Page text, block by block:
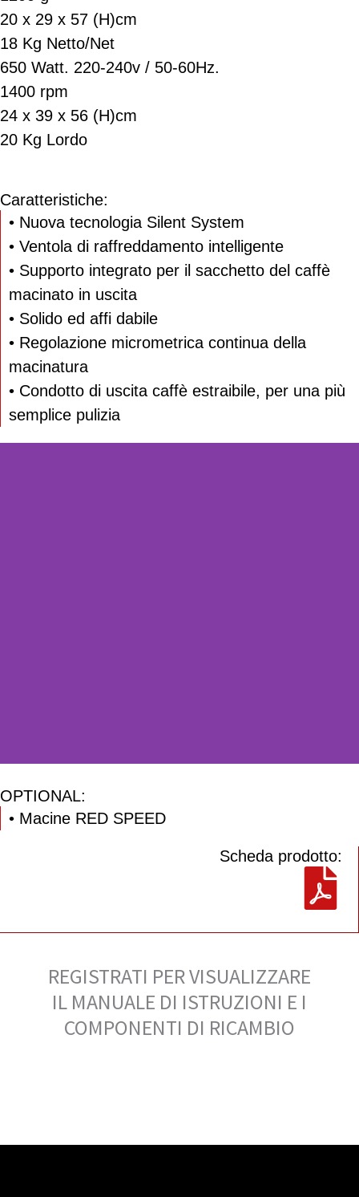
20 x 29 x 57 (H)cm
18 Kg Netto/Net
650 Watt. 220-240v / 50-60Hz.
1400 rpm
24 x 39 x 56 (H)cm
20 Kg Lordo
Caratteristiche:
• Nuova tecnologia Silent System
• Ventola di raffreddamento intelligente
• Supporto integrato per il sacchetto del caffè
macinato in uscita
• Solido ed affi dabile
• Regolazione micrometrica continua della
macinatura
• Condotto di uscita caffè estraibile, per una più
semplice pulizia
OPTIONAL:
• Macine RED SPEED
Scheda prodotto:
REGISTRATI PER VISUALIZZARE
IL MANUALE DI ISTRUZIONI E I
COMPONENTI DI RICAMBIO